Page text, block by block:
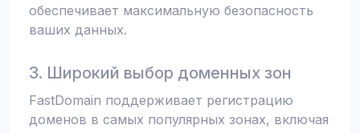
обеспечивает максимальную безопасность
ваших данных.
3. Широкий выбор доменных зон
FastDomain поддерживает регистрацию
доменов в самых популярных зонах, включая